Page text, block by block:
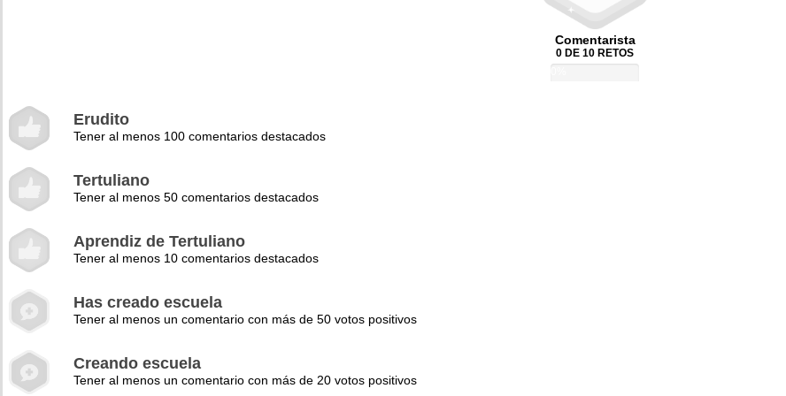
Comentarista
0 DE 10 RETOS
Erudito
Tener al menos 100 comentarios destacados
Tertuliano
Tener al menos 50 comentarios destacados
Aprendiz de Tertuliano
Tener al menos 10 comentarios destacados
Has creado escuela
Tener al menos un comentario con más de 50 votos positivos
Creando escuela
Tener al menos un comentario con más de 20 votos positivos